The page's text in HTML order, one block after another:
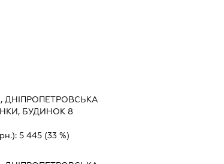
ДНІПРОПЕТРОВСЬКА
БУДИНОК 8
5 445(33 %)